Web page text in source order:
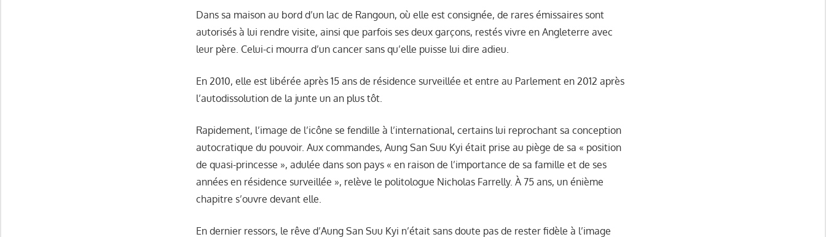
Dans sa maison au bord d’un lac de Rangoun, où elle est consignée, de rares émissaires sont
autorisés à lui rendre visite, ainsi que parfois ses deux garçons, restés vivre en Angleterre avec
leur père. Celui-ci mourra d’un cancer sans qu’elle puisse lui dire adieu.
En 2010, elle est libérée après 15 ans de résidence surveillée et entre au Parlement en 2012 après
l’autodissolution de la junte un an plus tôt.
Rapidement, l’image de l’icône se fendille à l’international, certains lui reprochant sa conception
autocratique du pouvoir. Aux commandes, Aung San Suu Kyi était prise au piège de sa « position
de quasi-princesse », adulée dans son pays « en raison de l’importance de sa famille et de ses
années en résidence surveillée », relève le politologue Nicholas Farrelly. À 75 ans, un énième
chapitre s’ouvre devant elle.
En dernier ressors, le rêve d’Aung San Suu Kyi n’était sans doute pas de rester fidèle à l’image